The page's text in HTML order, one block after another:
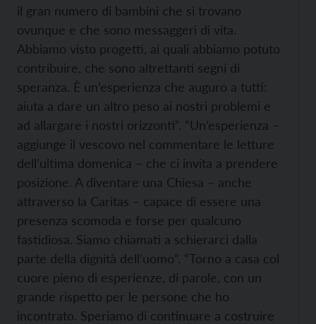
il gran numero di bambini che si trovano
ovunque e che sono messaggeri di vita.
Abbiamo visto progetti, ai quali abbiamo potuto
contribuire, che sono altrettanti segni di
speranza. È un’esperienza che auguro a tutti:
aiuta a dare un altro peso ai nostri problemi e
ad allargare i nostri orizzonti”. “Un’esperienza –
aggiunge il vescovo nel commentare le letture
dell’ultima domenica – che ci invita a prendere
posizione. A diventare una Chiesa – anche
attraverso la Caritas – capace di essere una
presenza scomoda e forse per qualcuno
fastidiosa. Siamo chiamati a schierarci dalla
parte della dignità dell’uomo”. “Torno a casa col
cuore pieno di esperienze, di parole, con un
grande rispetto per le persone che ho
incontrato. Speriamo di continuare a costruire